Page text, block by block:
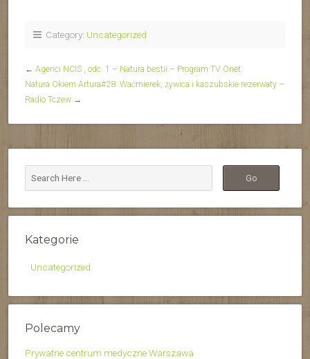
Category: Uncategorized
← Agenci NCIS , odc. 1 – Natura bestii – Program TV Onet
Natura Okiem Artura#28: Waćmierek, żywica i kaszubskie rezerwaty –
Radio Tczew →
Kategorie
Uncategorized
Polecamy
Prywatne centrum medyczne Warszawa